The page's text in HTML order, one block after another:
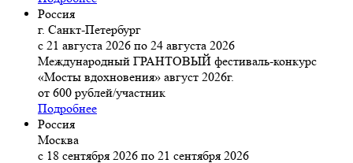
Россия
г. Санкт-Петербург
с 21 августа 2026 по 24 августа 2026
Международный ГРАНТОВЫЙ фестиваль-конкурс
«Мосты вдохновения» август 2026г.
от 600 рублей/участник
Подробнее
Россия
Москва
с 18 сентября 2026 по 21 сентября 2026